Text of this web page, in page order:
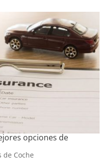
opciones de
de Coche